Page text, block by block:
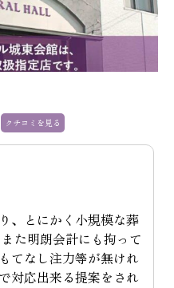
クチコミを 見る
ても懇切丁寧なアドバ
心して滞り無く終えま
との最後のお別れの時
変満足しました。